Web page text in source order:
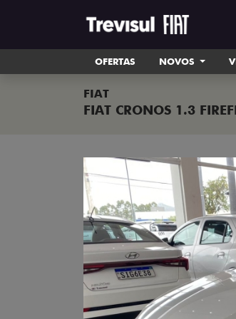
OFERTAS NOVOS
FIAT
FIAT CRONOS 1.3